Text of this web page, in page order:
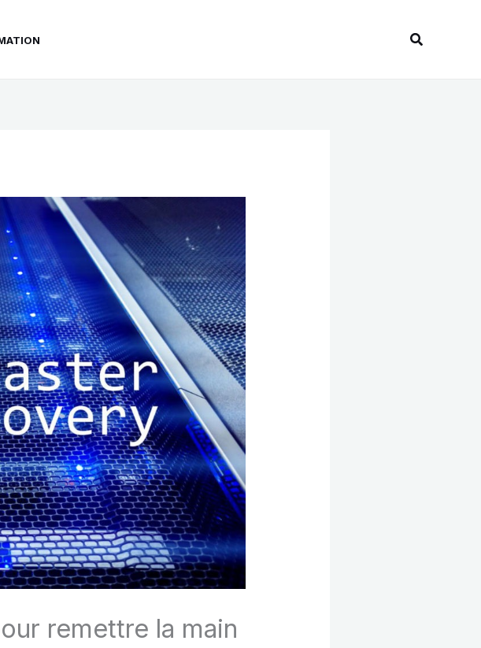
remettre la main